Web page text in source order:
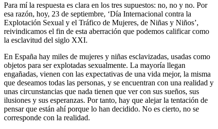
Para mí la respuesta es clara en los tres supuestos: no, no y no. Por
esa razón, hoy, 23 de septiembre, ‘Día Internacional contra la
Explotación Sexual y el Tráfico de Mujeres, de Niñas y Niños’,
reivindicamos el fin de esta aberración que podemos calificar como
la esclavitud del siglo XXI.
En España hay miles de mujeres y niñas esclavizadas, usadas como
objetos para ser explotadas sexualmente. La mayoría llegan
engañadas, vienen con las expectativas de una vida mejor, la misma
que deseamos todas las personas, y se encuentran con una realidad y
unas circunstancias que nada tienen que ver con sus sueños, sus
ilusiones y sus esperanzas. Por tanto, hay que alejar la tentación de
pensar que están ahí porque lo han decidido. No es cierto, no se
corresponde con la realidad.